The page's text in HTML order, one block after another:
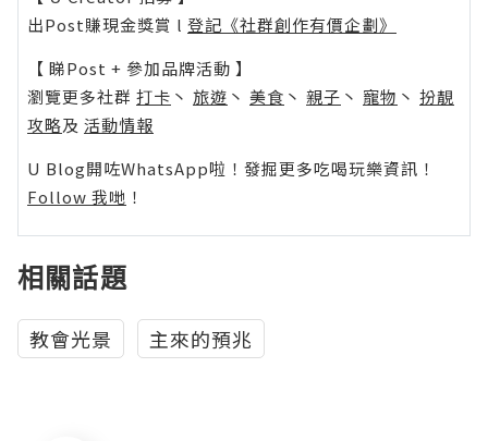
出Post賺現金獎賞 l 登記《社群創作有價企劃》
【 睇Post + 參加品牌活動 】
瀏覽更多社群 打卡 丶 旅遊 丶 美食 丶 親子 丶 寵物 丶 扮靚
攻略及 活動情報
U Blog開咗WhatsApp啦！發掘更多吃喝玩樂資訊！
Follow 我哋 ！
相關話題
教會光景 主來的預兆